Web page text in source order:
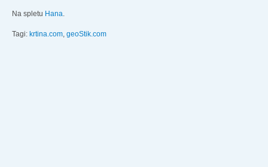
Na spletu Hana.
Tagi: krtina.com, geoStik.com